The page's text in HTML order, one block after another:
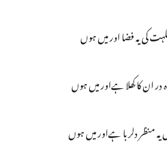
کی یہ فضا اور میں ہوں
ان کا کھلا ہےاور میں ہوں
منظر دلربا ہےاور میں ہوں